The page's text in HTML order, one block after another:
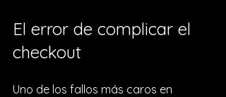
El error de complicar el
checkout
Uno de los fallos más caros en